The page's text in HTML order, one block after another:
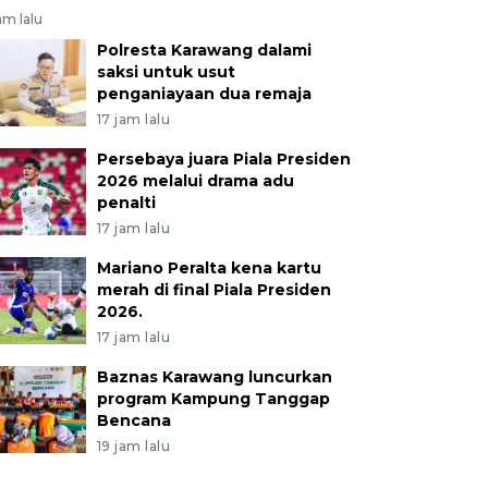
lalu
Polresta Karawang dalami
saksi untuk usut
penganiayaan dua remaja
17 jam lalu
Persebaya juara Piala Presiden
2026 melalui drama adu
penalti
17 jam lalu
Mariano Peralta kena kartu
merah di final Piala Presiden
2026.
17 jam lalu
Baznas Karawang luncurkan
program Kampung Tanggap
Bencana
19 jam lalu